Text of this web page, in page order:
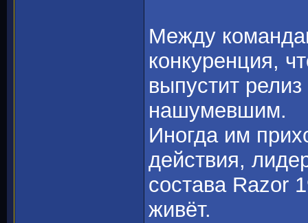
Между
конкуренция,
выпустит
нашумевшим.
Иногда им
действия,
состава Razor
живёт.